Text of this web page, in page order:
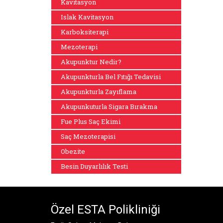
Kavitasyon
Islak Kavitasyon
Karboksiterapi
Mezoterapi
Akupunktur Nedir?
Akupunkturla Bel Fıtığı Tedavisi
Akupunkturla Zayıflama
Akupunkuturla Sigara Bırakma
Fue Plus Saç Ekimi
Saç Mezoterapisi
Obezite
Besin Duyarlılık Testi
Özel ESTA Polikliniği